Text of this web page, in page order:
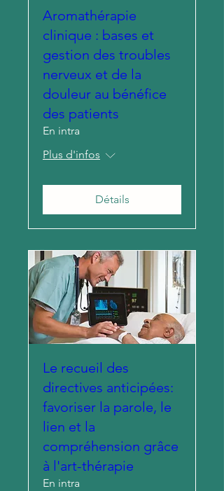
Aromathérapie
clinique : bases et
gestion des troubles
nerveux et de la
douleur au bénéfice
des patients
En intra
Plus d'infos
Détails
Le recueil des
directives anticipées:
favoriser la parole, le
lien et la
compréhension grâce
à l'art-thérapie
En intra